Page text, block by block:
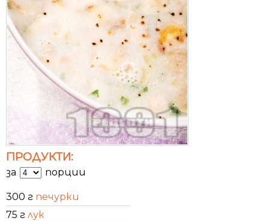
ПРОДУКТИ:
за порции
300 г печурки
75 г лук